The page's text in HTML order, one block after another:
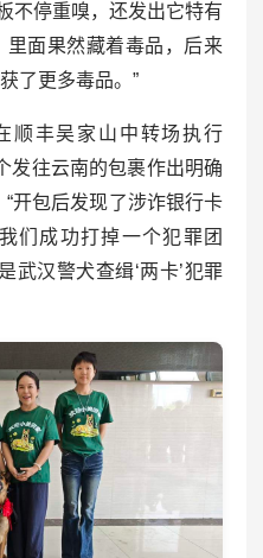
不停重嗅，还发出它特有
面果然藏着毒品，后来
了更多毒品。”
顺丰吴家山中转场执行
发往云南的包裹作出明确
开包后发现了涉诈银行卡
们成功打掉一个犯罪团
武汉警犬查缉‘两卡’犯罪